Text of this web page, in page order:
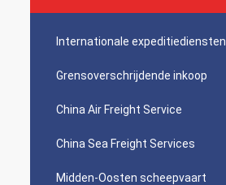
Internationale expeditiediensten
Grensoverschrijdende inkoop
China Air Freight Service
China Sea Freight Services
Midden-Oosten scheepvaart